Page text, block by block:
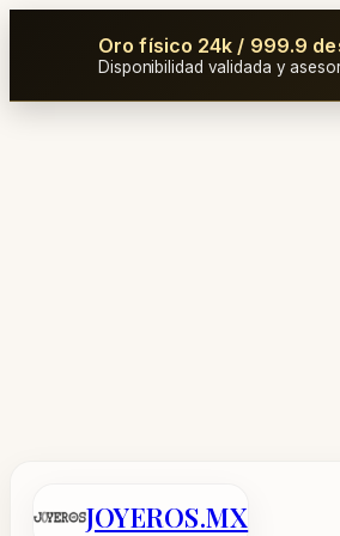
Oro físico 24k / 999.9
Disponibilidad validada y
JOYEROS.MX